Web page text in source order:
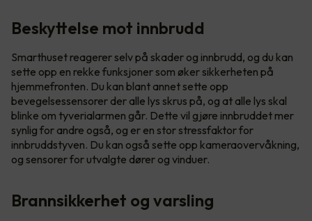
Beskyttelse mot innbrudd
Smarthuset reagerer selv på skader og innbrudd, og du kan
sette opp en rekke funksjoner som øker sikkerheten på
hjemmefronten. Du kan blant annet sette opp
bevegelsessensorer der alle lys skrus på, og at alle lys skal
blinke om tyverialarmen går. Dette vil gjøre innbruddet mer
synlig for andre også, og er en stor stressfaktor for
innbruddstyven. Du kan også sette opp kameraovervåkning,
og sensorer for utvalgte dører og vinduer.
Brannsikkerhet og varsling